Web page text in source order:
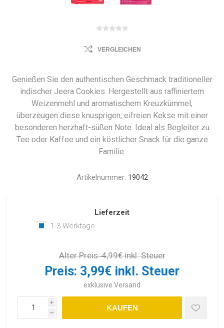
VERGLEICHEN
Genießen Sie den authentischen Geschmack traditioneller
indischer Jeera Cookies. Hergestellt aus raffiniertem
Weizenmehl und aromatischem Kreuzkümmel,
überzeugen diese knusprigen, eifreien Kekse mit einer
besonderen herzhaft-süßen Note. Ideal als Begleiter zu
Tee oder Kaffee und ein köstlicher Snack für die ganze
Familie.
Artikelnummer: 19042
Lieferzeit
1-3 Werktage
Alter Preis:4,99€ inkl. Steuer
Preis: 3,99€ inkl. Steuer
exklusive Versand
i
h
KAUFEN